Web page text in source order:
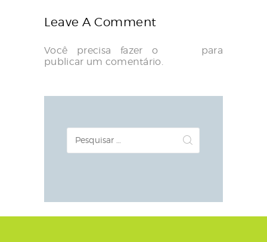
Leave A Comment
Você precisa fazer o
para
publicar um comentário.
por: